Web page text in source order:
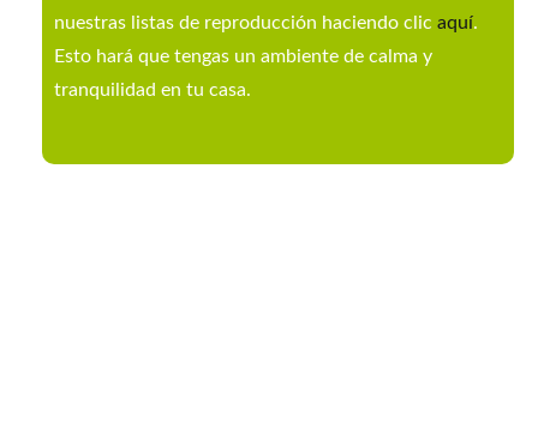
nuestras listas de reproducción haciendo clic aquí.
Esto hará que tengas un ambiente de calma y
tranquilidad en tu casa.